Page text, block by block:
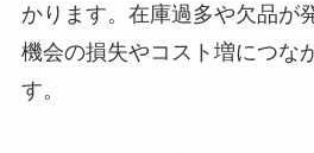
かります。在庫過多や欠品が
機会の損失やコスト増につな
す。